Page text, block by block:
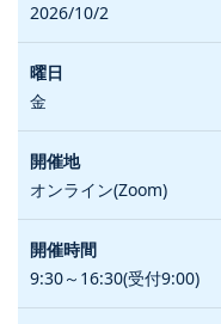
2026/10/2
金
オンライン(Zoom)
9:30～16:30(受付9:00)